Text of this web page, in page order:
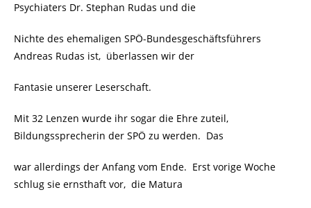
Psychiaters Dr. Stephan Rudas und die
Nichte des ehemaligen SPÖ-Bundesgeschäftsführers
Andreas Rudas ist, überlassen wir der
Fantasie unserer Leserschaft.
Mit 32 Lenzen wurde ihr sogar die Ehre zuteil,
Bildungssprecherin der SPÖ zu werden. Das
war allerdings der Anfang vom Ende. Erst vorige Woche
schlug sie ernsthaft vor, die Matura